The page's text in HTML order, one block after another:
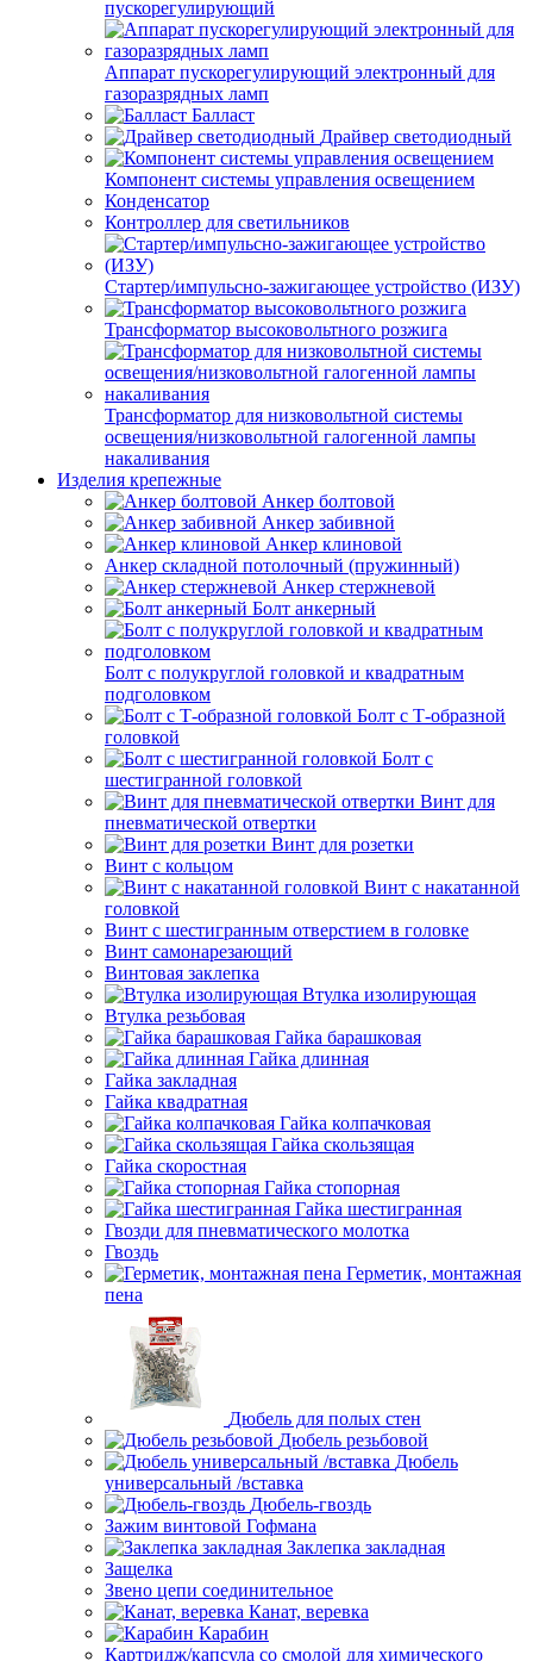
пускорегулирующий
Аппарат пускорегулирующий электронный для
газоразрядных ламп
Балласт
Драйвер светодиодный
Компонент системы управления освещением
Конденсатор
Контроллер для светильников
Стартер/импульсно-зажигающее устройство (ИЗУ)
Трансформатор высоковольтного розжига
Трансформатор для низковольтной системы
освещения/низковольтной галогенной лампы
накаливания
Изделия крепежные
Анкер болтовой
Анкер забивной
Анкер клиновой
Анкер складной потолочный (пружинный)
Анкер стержневой
Болт анкерный
Болт с полукруглой головкой и квадратным
подголовком
Болт с Т-образной
головкой
Болт с
шестигранной головкой
Винт для
пневматической отвертки
Винт для розетки
Винт с кольцом
Винт с накатанной
головкой
Винт с шестигранным отверстием в головке
Винт самонарезающий
Винтовая заклепка
Втулка изолирующая
Втулка резьбовая
Гайка барашковая
Гайка длинная
Гайка закладная
Гайка квадратная
Гайка колпачковая
Гайка скользящая
Гайка скоростная
Гайка стопорная
Гайка шестигранная
Гвозди для пневматического молотка
Гвоздь
Герметик, монтажная
пена
Дюбель для полых стен
Дюбель резьбовой
Дюбель
универсальный /вставка
Дюбель-гвоздь
Зажим винтовой Гофмана
Заклепка закладная
Защелка
Звено цепи соединительное
Канат, веревка
Карабин
Картридж/капсула со смолой для химического